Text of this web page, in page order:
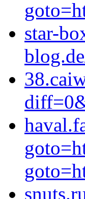
star-